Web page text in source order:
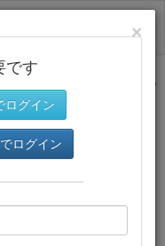
サイトトップに戻る
ードでき、快適な動画
×
です
ログイン
ログイン